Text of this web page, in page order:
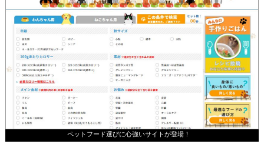
ペットフード選びに心強いサイトが登場！